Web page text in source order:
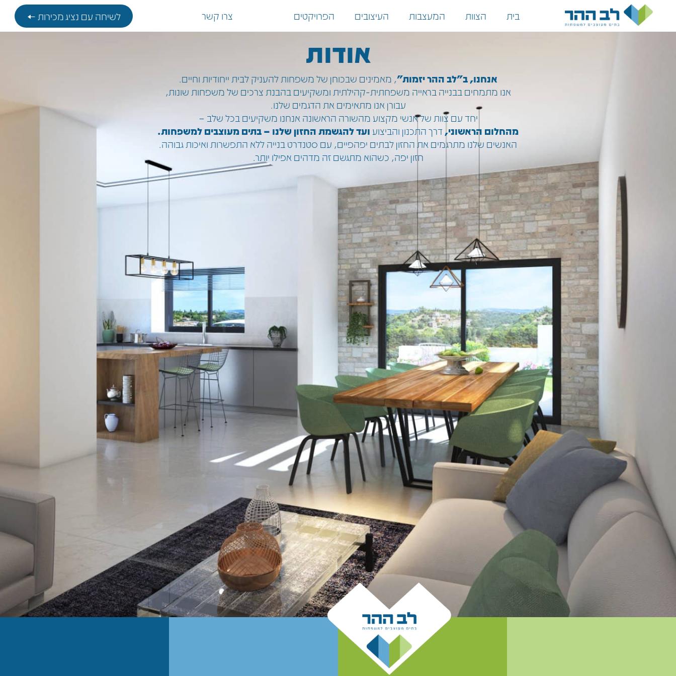
בית הצוות המעצבות העיצובים הפרויקטים צרו קשר לשיחה עם נציג מכירות ←
אודות
אנחנו, ב"לב ההר יזמות", מאמינים שבכוחן של משפחות להעניק לבית ייחודיות וחיים.
אנו מתמחים בבנייה בראייה משפחתית-קהילתית ומשקיעים בהבנת צרכים של משפחות שונות,
עבורן אנו מתאימים את הדגמים שלנו.
יחד עם צוות של אנשי מקצוע מהשורה הראשונה אנחנו משקיעים בכל שלב –
מהחלום הראשוני,דרך התכנון והביצוע ועד להגשמת החזון שלנו – בתים מעוצבים למשפחות.
האנשים שלנו מתרגמים את החזון לבתים יפהפיים, עם סטנדרט בנייה ללא התפשרות ואיכות גבוהה.
חזון יפה, כשהוא מתגשם זה מדהים אפילו יותר.